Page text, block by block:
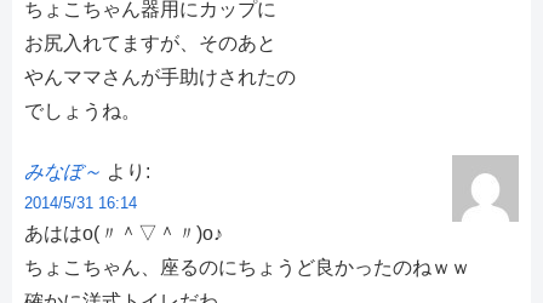
ちょこちゃん器用にカップに
お尻入れてますが、そのあと
やんママさんが手助けされたの
でしょうね。
みなぼ～ より:
2014/5/31 16:14
あははo(〃＾▽＾〃)o♪
ちょこちゃん、座るのにちょうど良かったのねｗｗ